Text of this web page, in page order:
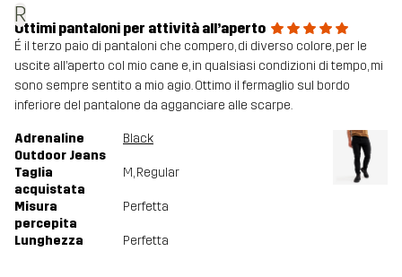
R
Ottimi pantaloni per attività all’aperto
É il terzo paio di pantaloni che compero, di diverso colore, per le
uscite all’aperto col mio cane e, in qualsiasi condizioni di tempo, mi
sono sempre sentito a mio agio. Ottimo il fermaglio sul bordo
inferiore del pantalone da agganciare alle scarpe.
Adrenaline
Outdoor Jeans
Black
Taglia
acquistata
M, Regular
Misura
percepita
Perfetta
Lunghezza Perfetta